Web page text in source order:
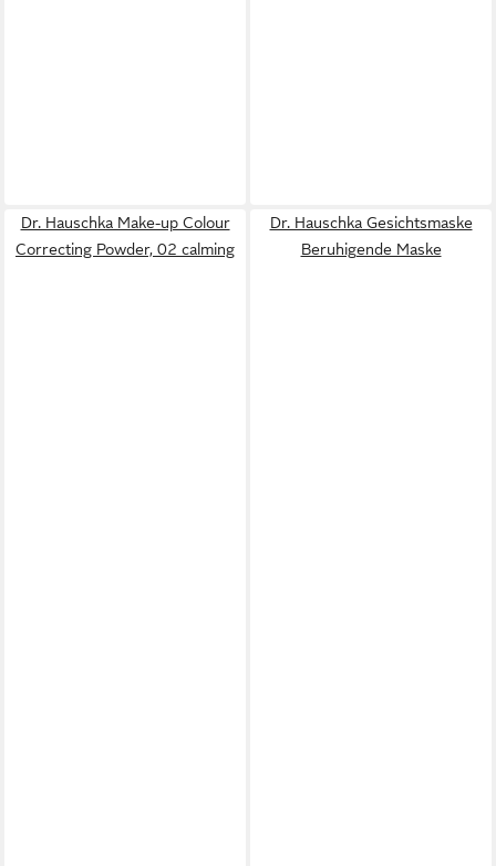
Dr. Hauschka Make-up Colour
Correcting Powder, 02 calming
Dr. Hauschka Gesichtsmaske
Beruhigende Maske